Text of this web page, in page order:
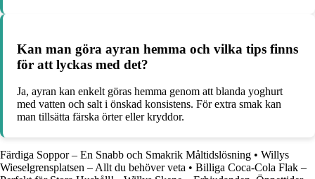
Kan man göra ayran hemma och vilka tips finns
för att lyckas med det?
Ja, ayran kan enkelt göras hemma genom att blanda yoghurt
med vatten och salt i önskad konsistens. För extra smak kan
man tillsätta färska örter eller kryddor.
Färdiga Soppor – En Snabb och Smakrik Måltidslösning • Willys
Wieselgrensplatsen – Allt du behöver veta • Billiga Coca-Cola Flak –